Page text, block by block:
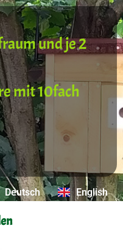
und je 2
mit 10fach
Deutsch English